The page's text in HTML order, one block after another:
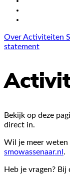
Over Activiteiten
statement
Bekijk op deze
direct in.
Wil je meer weten
smowassenaar.nl .
Heb je vragen? Bij